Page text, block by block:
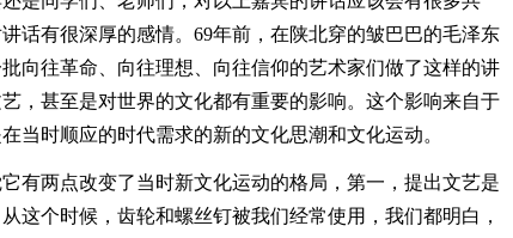
话有很深厚的感情。69年前，在陕北穿的皱巴巴的毛泽东
向往革命、向往理想、向往信仰的艺术家们做了这样的讲
，甚至是对世界的文化都有重要的影响。这个影响来自于
当时顺应的时代需求的新的文化思潮和文化运动。
两点改变了当时新文化运动的格局，第一，提出文艺是
这个时候，齿轮和螺丝钉被我们经常使用，我们都明白，